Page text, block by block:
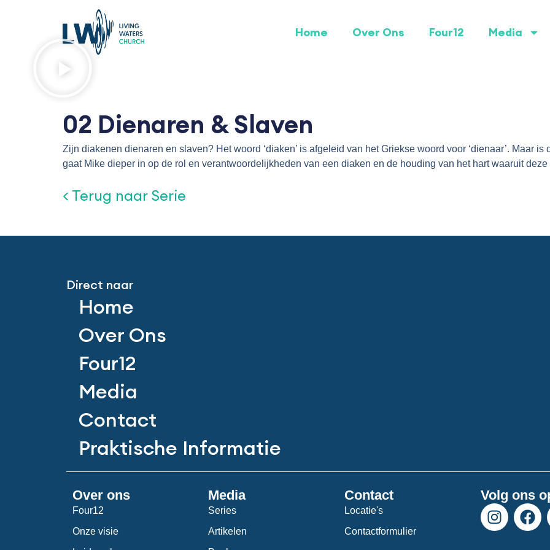
Home Over Ons Four12 Media
02 Dienaren & Slaven
Zijn diakenen dienaren en slaven? Het woord ‘diaken’ is afgeleid van het Griekse woord voor ‘dienaar’. Maar
gaat Mike dieper in op de rol en verantwoordelijkheden van een diaken en de houding van het hart waaruit
< Terug naar Serie
Direct naar
Home
Over Ons
Four12
Media
Contact
Praktische Informatie
Over ons
Four12
Onze visie
Media
Series
Artikelen
Contact
Locatie's
Contactformulier
Volg ons
I
n
F
a